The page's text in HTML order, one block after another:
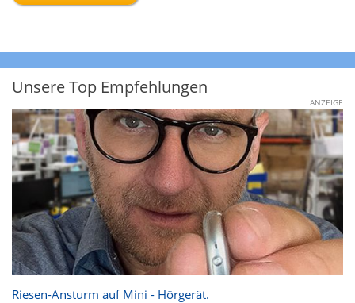
Unsere Top Empfehlungen
ANZEIGE
Riesen-Ansturm auf Mini - Hörgerät.